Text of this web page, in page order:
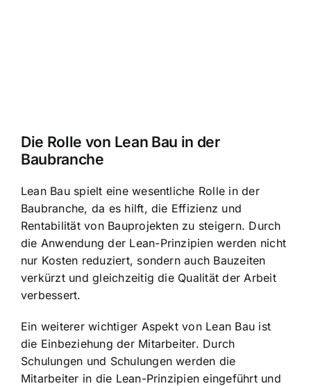
Die Rolle von Lean Bau in der
Baubranche
Lean Bau spielt eine wesentliche Rolle in der
Baubranche, da es hilft, die Effizienz und
Rentabilität von Bauprojekten zu steigern. Durch
die Anwendung der Lean-Prinzipien werden nicht
nur Kosten reduziert, sondern auch Bauzeiten
verkürzt und gleichzeitig die Qualität der Arbeit
verbessert.
Ein weiterer wichtiger Aspekt von Lean Bau ist
die Einbeziehung der Mitarbeiter. Durch
Schulungen und Schulungen werden die
Mitarbeiter in die Lean-Prinzipien eingeführt und